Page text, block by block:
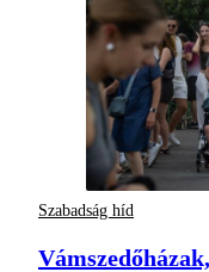
Szabadság híd